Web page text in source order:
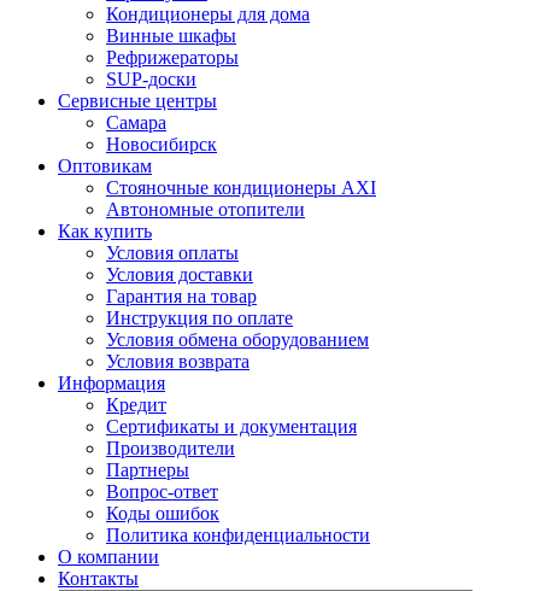
Кондиционеры для дома
Винные шкафы
Рефрижераторы
SUP-доски
Сервисные центры
Самара
Новосибирск
Оптовикам
Стояночные кондиционеры AXI
Автономные отопители
Как купить
Условия оплаты
Условия доставки
Гарантия на товар
Инструкция по оплате
Условия обмена оборудованием
Условия возврата
Информация
Кредит
Сертификаты и документация
Производители
Партнеры
Вопрос-ответ
Коды ошибок
Политика конфиденциальности
О компании
Контакты